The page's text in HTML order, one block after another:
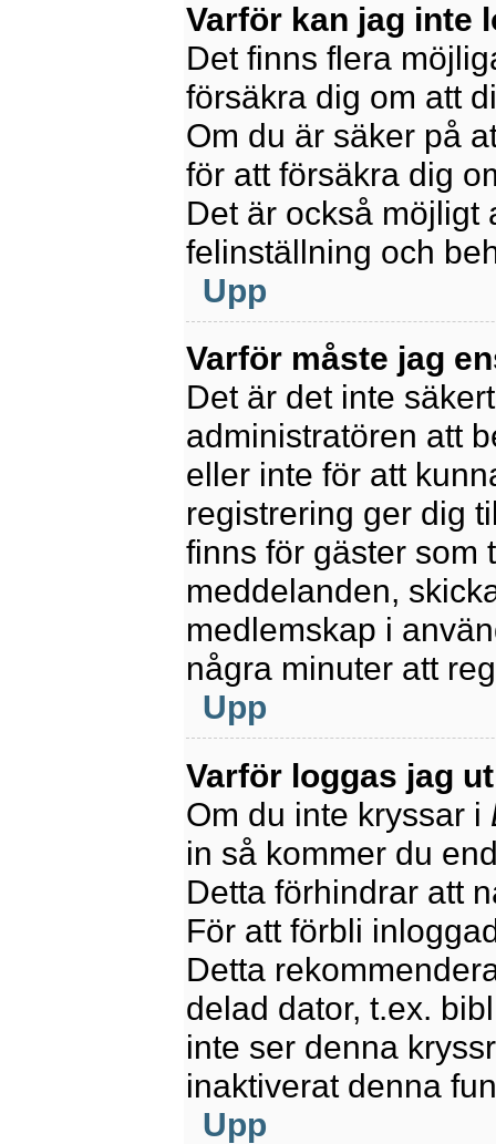
Varför kan jag inte
Det finns flera
försäkra dig om att
Om du är säker på
för att försäkra dig
Det är också möjligt
felinställning och
Upp
Varför måste jag
Det är det inte
administratören att
eller inte för att
registrering ger dig
finns för gäster som
meddelanden,
medlemskap i
några minuter att
Upp
Varför loggas jag
Om du inte kryssar i
in så kommer du
Detta förhindrar att
För att förbli
Detta
delad dator, t.ex.
inte ser denna
inaktiverat denna
Upp